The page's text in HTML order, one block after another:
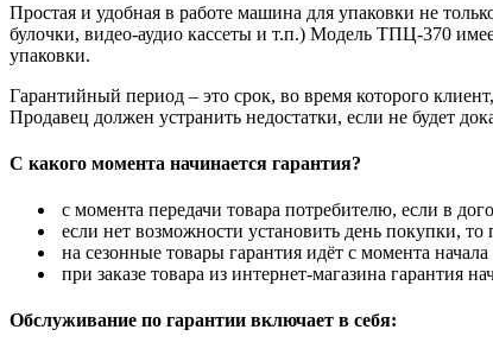
Простая и удобная в работе машина для упаковки не
булочки, видео-аудио кассеты и т.п.) Модель ТПЦ-370
упаковки.
Гарантийный период – это срок, во время которого
Продавец должен устранить недостатки, если не будет
С какого момента начинается гарантия?
с момента передачи товара потребителю, если в
если нет возможности установить день покупки, то
на сезонные товары гарантия идёт с момента начала
при заказе товара из интернет-магазина гарантия
Обслуживание по гарантии включает в себя: